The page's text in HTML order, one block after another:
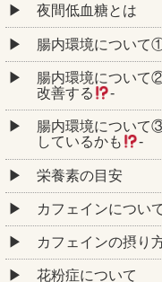
夜間低血糖とは
腸内環境について
腸内環境について
改善する
‐
腸内環境について
しているかも
‐
栄養素の目安
カフェインについ
カフェインの摂り
花粉症について